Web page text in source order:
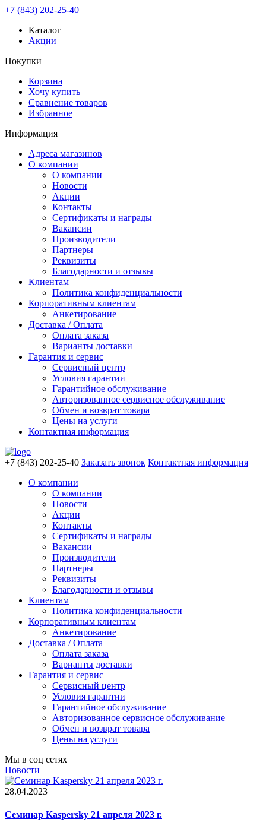
+7 (843) 202-25-40
Каталог
Акции
Покупки
Корзина
Хочу купить
Сравнение товаров
Избранное
Информация
Адреса магазинов
О компании
О компании
Новости
Акции
Контакты
Сертификаты и награды
Вакансии
Производители
Партнеры
Реквизиты
Благодарности и отзывы
Клиентам
Политика конфиденциальности
Корпоративным клиентам
Анкетирование
Доставка / Оплата
Оплата заказа
Варианты доставки
Гарантия и сервис
Сервисный центр
Условия гарантии
Гарантийное обслуживание
Авторизованное сервисное обслуживание
Обмен и возврат товара
Цены на услуги
Контактная информация
+7 (843) 202-25-40 Заказать звонок Контактная информация
О компании
О компании
Новости
Акции
Контакты
Сертификаты и награды
Вакансии
Производители
Партнеры
Реквизиты
Благодарности и отзывы
Клиентам
Политика конфиденциальности
Корпоративным клиентам
Анкетирование
Доставка / Оплата
Оплата заказа
Варианты доставки
Гарантия и сервис
Сервисный центр
Условия гарантии
Гарантийное обслуживание
Авторизованное сервисное обслуживание
Обмен и возврат товара
Цены на услуги
Мы в соц сетях
Новости
28.04.2023
Семинар Kaspersky 21 апреля 2023 г.